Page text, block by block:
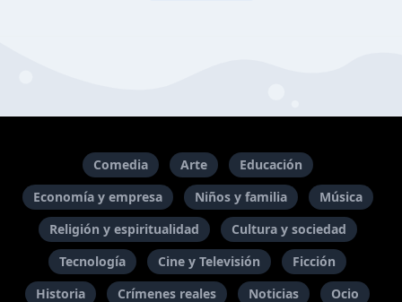
Comedia Arte
Educación
Economía y empresa
Niños y familia
Música
Religión y espiritualidad
Cultura y sociedad
Tecnología
Cine y Televisión
Ficción
Historia
Crímenes reales Noticias Ocio